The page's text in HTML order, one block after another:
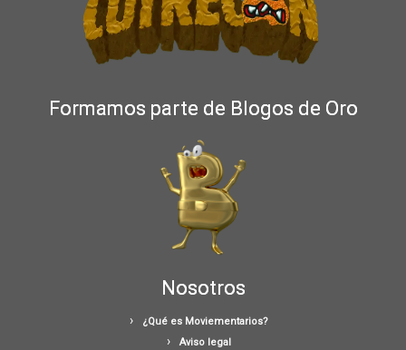
Formamos parte de Blogos de Oro
Nosotros
¿Qué es Moviementarios?
Aviso legal